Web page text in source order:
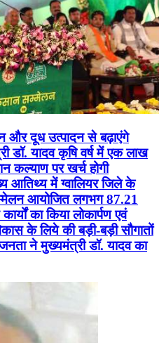
और दूध उत्पादन से बढ़ाएंगे
डॉ. यादव कृषि वर्ष में एक लाख
कल्याण पर खर्च होगी
आतिथ्य में ग्वालियर जिले के
आयोजित लगभग 87.21
का किया लोकार्पण एवं
के लिये की बड़ी-बड़ी सौगातों
ने मुख्यमंत्री डॉ. यादव का